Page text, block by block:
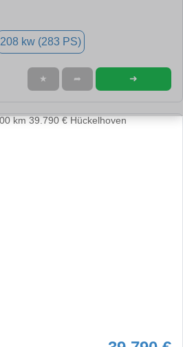
208 kw (283 PS)
★ ➦ ➜